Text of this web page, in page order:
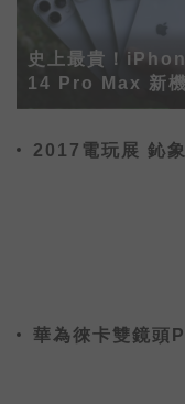
史上最貴！
14 Pro Max 新
格售價曝光
2017電玩展 鈊
華為徠卡雙鏡頭